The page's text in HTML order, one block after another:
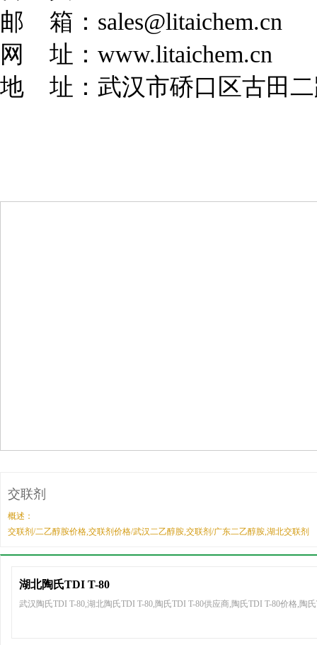
邮 箱： sales@litaichem.cn
网 址： www.litaichem.cn
地 址：武汉市硚口区古田二
交联剂
概述：
交联剂/二乙醇胺价格,交联剂价格/武汉二乙醇胺,交联剂/广东二乙醇胺,湖北交联剂
湖北陶氏TDI T-80
武汉陶氏TDI T-80,湖北陶氏TDI T-80,陶氏TDI T-80供应商,陶氏TDI T-80价格,陶